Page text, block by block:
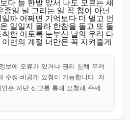
다 늘 한발 앞서 나도 모르는 새
종일 널 그리는 일 꼭 첨이 아닌
까 어쩌면 기억보다 더 멀고 먼
일일지 몰라 한참을 돌고 또 돌
한 이토록 눈부신 날의 우리 다
번의 계절 너만은 꼭 지켜줄게
보에 오류가 있거나 권리 침해 우려
수정·비공개 요청이 가능합니다. 저
은 하단 신고를 통해 요청해 주세